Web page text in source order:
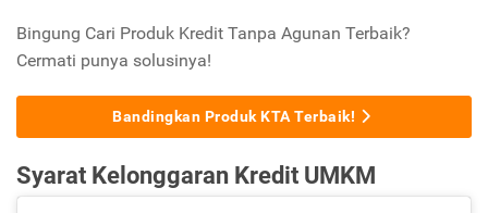
Bingung Cari Produk Kredit Tanpa Agunan Terbaik?
Cermati punya solusinya!
Bandingkan Produk KTA Terbaik!
Syarat Kelonggaran Kredit UMKM